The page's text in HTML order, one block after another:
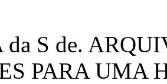
da S de.
PARA UMA